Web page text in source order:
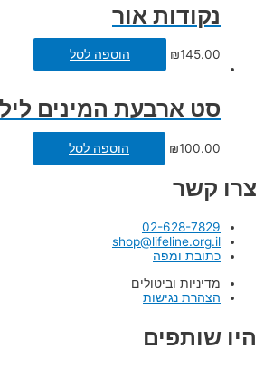
נקודות אור
₪145.00 הוספה לסל
סט ארבעת המינים
₪100.00 הוספה לסל
צרו קשר
02-628-7829
shop@lifeline.org.il
כתובת ומפה
מדיניות וביטולים
הצהרת נגישות
היו שותפים